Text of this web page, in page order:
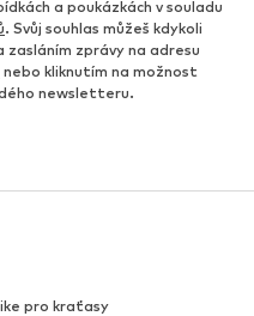
a poukázkách v souladu
. Svůj souhlas můžeš kdykoli
zprávy na adresu
nebo kliknutím na možnost
newsletteru.
pro kraťasy